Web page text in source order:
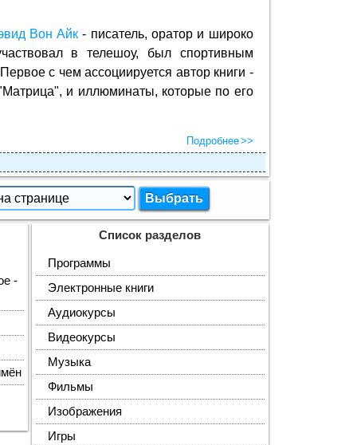
Вон Айк - писатель, оратор и широко
в телешоу, был спортивным
с чем ассоциируется автор книги -
и иллюминаты, которые по его
Подробнее
-
Список разделов
Программы
Электронные книги
Аудиокурсы
Видеокурсы
Музыка
Фильмы
Изображения
Игры